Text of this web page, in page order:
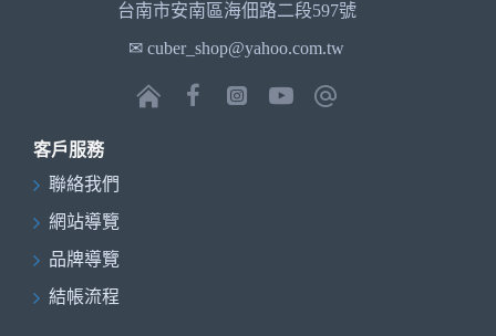
台南市安南區海佃路二段597號
✉ cuber_shop@yahoo.com.tw
客戶服務
聯絡我們
網站導覽
品牌導覽
結帳流程